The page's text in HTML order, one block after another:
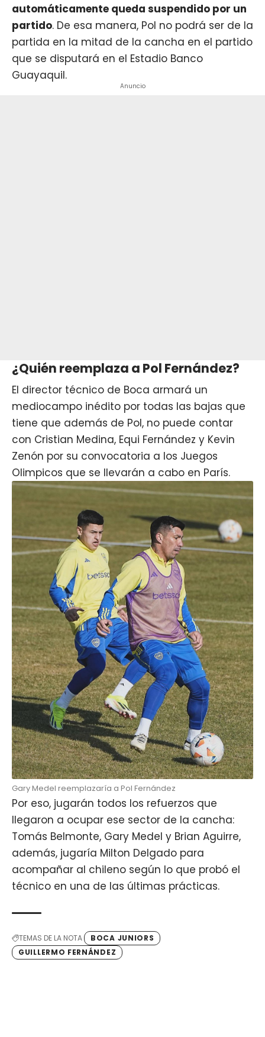
automáticamente queda suspendido por un
partido. De esa manera, Pol no podrá ser de la
partida en la mitad de la cancha en el partido
que se disputará en el Estadio Banco
Guayaquil.
Anuncio
¿Quién reemplaza a Pol Fernández?
El director técnico de Boca armará un
mediocampo inédito por todas las bajas que
tiene que además de Pol, no puede contar
con Cristian Medina, Equi Fernández y Kevin
Zenón por su convocatoria a los Juegos
Olimpicos que se llevarán a cabo en París.
Gary Medel reemplazaría a Pol Fernández
Por eso, jugarán todos los refuerzos que
llegaron a ocupar ese sector de la cancha:
Tomás Belmonte, Gary Medel y Brian Aguirre,
además, jugaría Milton Delgado para
acompañar al chileno según lo que probó el
técnico en una de las últimas prácticas.
TEMAS DE LA NOTA
BOCA JUNIORS
GUILLERMO FERNÁNDEZ